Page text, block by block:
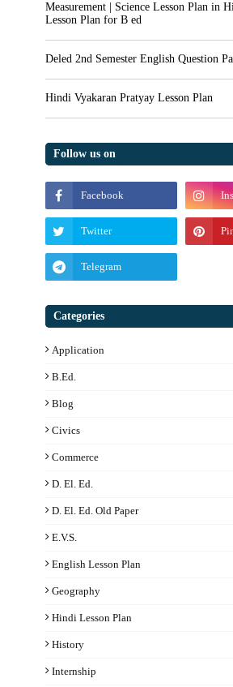
Measurement | Science Lesson Plan in
Lesson Plan for B ed
Deled 2nd Semester English Question
Hindi Vyakaran Pratyay Lesson Plan
Follow us on
Categories
Application
B.ed.
Blog
Civics
Commerce
D. El. Ed.
D. El. Ed. Old Paper
E.V.S.
English Lesson Plan
Geography
Hindi Lesson Plan
History
Internship